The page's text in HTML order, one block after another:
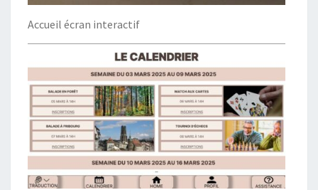
Accueil écran interactif